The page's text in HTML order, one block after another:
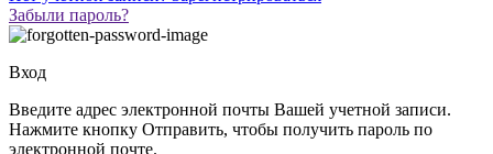
Забыли пароль?
Вход
Введите адрес электронной почты Вашей учетной записи.
Нажмите кнопку Отправить, чтобы получить пароль по
электронной почте.